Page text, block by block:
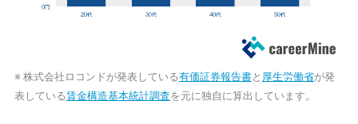
※ 株式会社ロコンドが発表している有価証券報告書と 厚生労働省が発
表している賃金構造基本統計調査を元に独自に算出しています。